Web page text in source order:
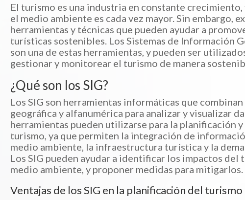
El turismo es una industria en constante crecimiento,
el medio ambiente es cada vez mayor. Sin embargo,
herramientas y técnicas que pueden ayudar a
turísticas sostenibles. Los Sistemas de Información
son una de estas herramientas, y pueden ser
gestionar y monitorear el turismo de manera
¿Qué son los SIG?
Los SIG son herramientas informáticas que
geográfica y alfanumérica para analizar y visualizar
herramientas pueden utilizarse para la planificación
turismo, ya que permiten la integración de
medio ambiente, la infraestructura turística y la
Los SIG pueden ayudar a identificar los impactos del
medio ambiente, y proponer medidas para mitigarlos.
Ventajas de los SIG en la planificación del turismo